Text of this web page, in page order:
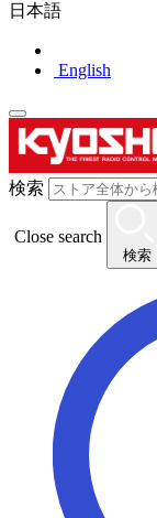
日本語
English
検索
Close search
検索